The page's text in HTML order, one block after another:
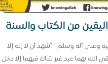
من الكتاب والسنة
وعلى آله وسلم " أشهد أن لا إله إلا
الله بهما عبد غير شاك فيهما إلا دخل